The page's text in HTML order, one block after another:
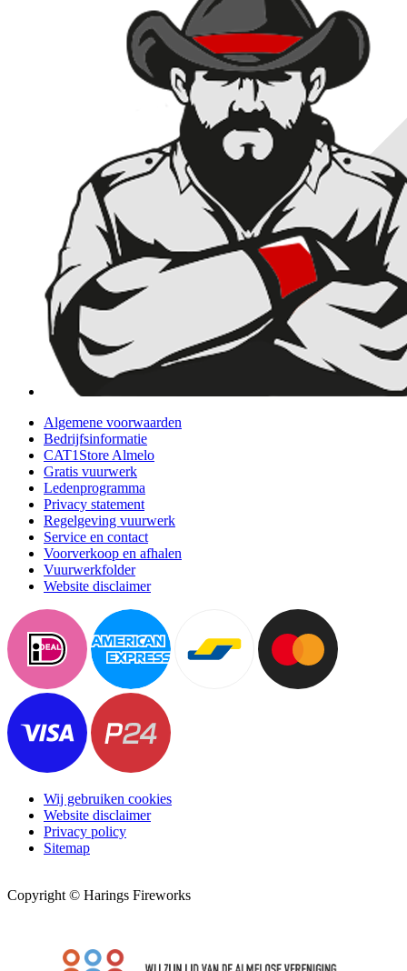
Algemene voorwaarden
Bedrijfsinformatie
CAT1Store Almelo
Gratis vuurwerk
Ledenprogramma
Privacy statement
Regelgeving vuurwerk
Service en contact
Voorverkoop en afhalen
Vuurwerkfolder
Website disclaimer
Wij gebruiken cookies
Website disclaimer
Privacy policy
Sitemap
Copyright © Harings Fireworks